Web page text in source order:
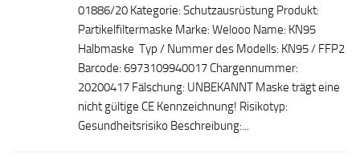
01886/20 Kategorie: Schutzausrüstung Produkt:
Partikelfiltermaske Marke: Welooo Name: KN95
Halbmaske Typ / Nummer des Modells: KN95 / FFP2
Barcode: 6973109940017 Chargennummer:
20200417 Fälschung: UNBEKANNT Maske trägt eine
nicht gültige CE Kennzeichnung! Risikotyp:
Gesundheitsrisiko Beschreibung:...